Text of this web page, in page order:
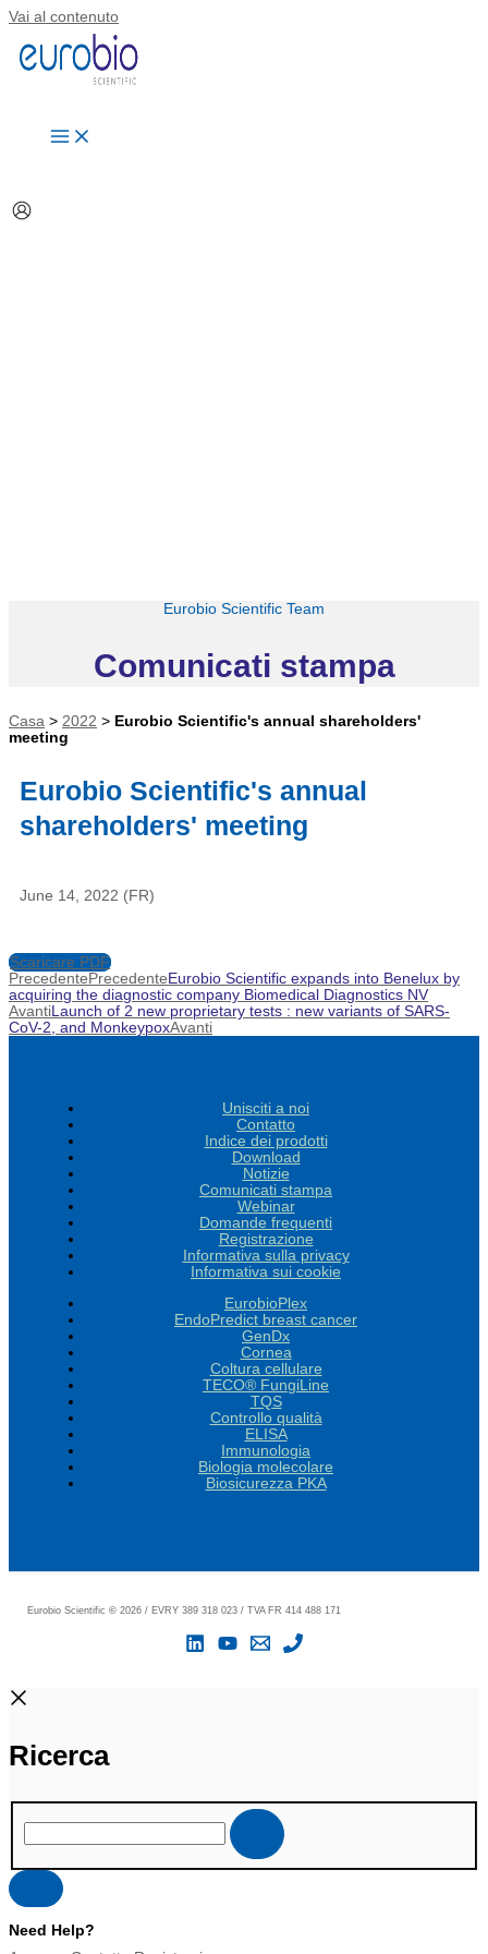
Vai al contenuto
Eurobio Scientific Team
Comunicati stampa
Casa > 2022 > Eurobio Scientific's annual shareholders'
meeting
Eurobio Scientific's annual
shareholders' meeting
June 14, 2022 (FR)
Scaricare PDF
Precedente Precedente Eurobio Scientific expands into Benelux by
acquiring the diagnostic company Biomedical Diagnostics NV
AvantiLaunch of 2 new proprietary tests : new variants of SARS-
CoV-2, and MonkeypoxAvanti
Unisciti a noi
Contatto
Indice dei prodotti
Download
Notizie
Comunicati stampa
Webinar
Domande frequenti
Registrazione
Informativa sulla privacy
Informativa sui cookie
EurobioPlex
EndoPredict breast cancer
GenDx
Cornea
Coltura cellulare
TECO® FungiLine
TQS
Controllo qualità
ELISA
Immunologia
Biologia molecolare
Biosicurezza PKA
Eurobio Scientific© 2026 / EVRY 389 318 023 / TVA FR 414 488 171
Ricerca
Need Help?